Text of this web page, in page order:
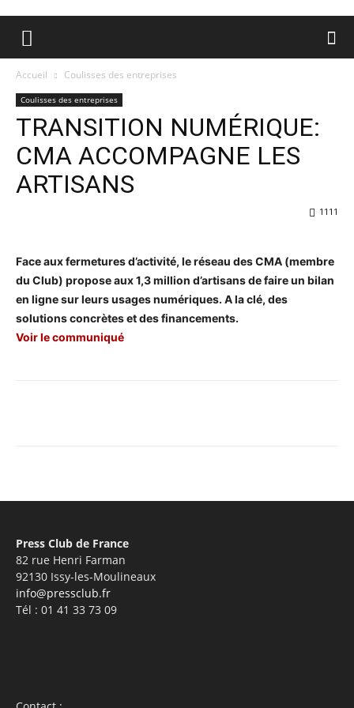
Accueil Coulisses des entreprises
Coulisses des entreprises
TRANSITION NUMÉRIQUE:
CMA ACCOMPAGNE LES
ARTISANS
1111
Face aux fermetures d’activité, le réseau des CMA (membre
du Club) propose aux 1,3 million d’artisans de faire un bilan
en ligne sur leurs usages numériques. A la clé, des
solutions concrètes et des financements.
Voir le communiqué
Press Club de France
82 rue Henri Farman
92130 Issy-les-Moulineaux
info@pressclub.fr
Tél : 01 41 33 73 09